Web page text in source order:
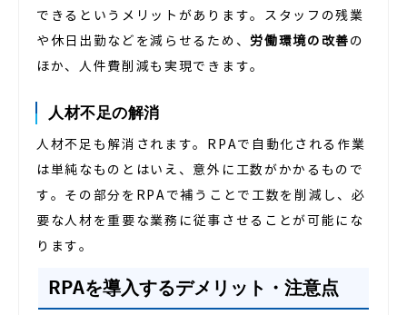
できるというメリットがあります。スタッフの残業
や休日出勤などを減らせるため、労働環境の改善の
ほか、人件費削減も実現できます。
人材不足の解消
人材不足も解消されます。RPAで自動化される作業
は単純なものとはいえ、意外に工数がかかるもので
す。その部分をRPAで補うことで工数を削減し、必
要な人材を重要な業務に従事させることが可能にな
ります。
RPAを導入するデメリット・注意点